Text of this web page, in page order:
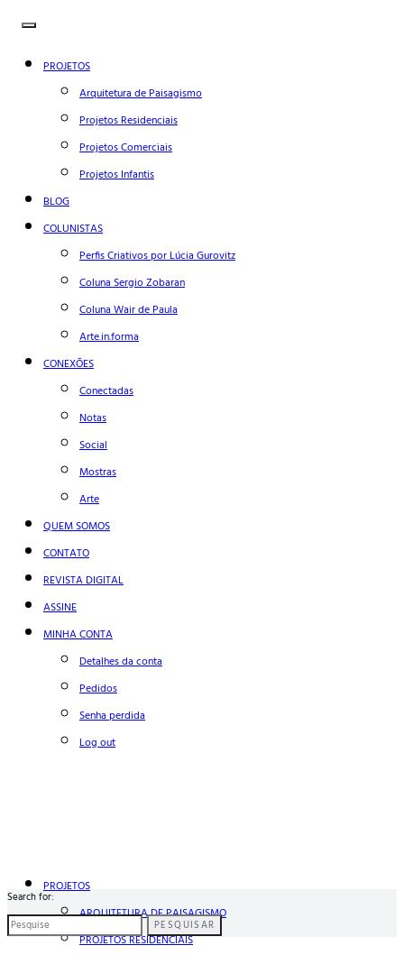
PROJETOS
Arquitetura de Paisagismo
Projetos Residenciais
Projetos Comerciais
Projetos Infantis
BLOG
COLUNISTAS
Perfis Criativos por Lúcia Gurovitz
Coluna Sergio Zobaran
Coluna Wair de Paula
Arte.in.forma
CONEXÕES
Conectadas
Notas
Social
Mostras
Arte
QUEM SOMOS
CONTATO
REVISTA DIGITAL
ASSINE
MINHA CONTA
Detalhes da conta
Pedidos
Senha perdida
Log out
PROJETOS
ARQUITETURA DE PAISAGISMO
PROJETOS RESIDENCIAIS
Search for:
PESQUISAR